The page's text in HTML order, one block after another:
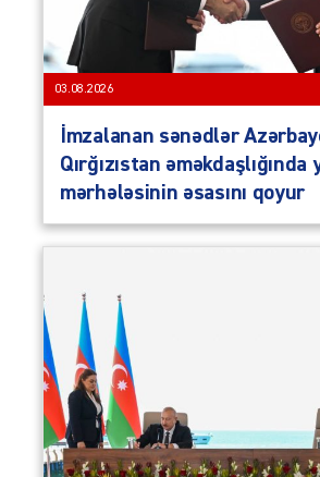
03.08.2026
İmzalanan sənədlər
Qırğızıstan
mərhələsinin əsasını qoyur